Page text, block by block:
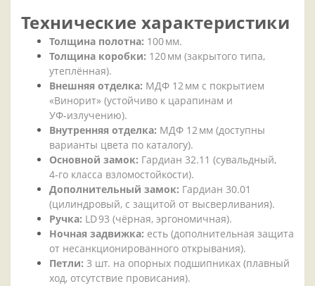
Технические характеристики
Толщина полотна: 100мм.
Толщина коробки: 120мм (закрытого типа,
утеплённая).
Внешняя отделка: МДФ 12мм с покрытием
«Винорит» (устойчиво к царапинам и
УФ‑излучению).
Внутренняя отделка: МДФ 12мм (доступны
варианты цвета по каталогу).
Основной замок: Гардиан 32.11 (сувальдный,
4‑го класса взломостойкости).
Дополнительный замок: Гардиан 30.01
(цилиндровый, с защитой от высверливания).
Ручка: LD93 (чёрная, эргономичная).
Ночная задвижка: есть (дополнительная защита
от несанкционированного открывания).
Петли: 3 шт. на опорных подшипниках (плавный
ход, отсутствие провисания).